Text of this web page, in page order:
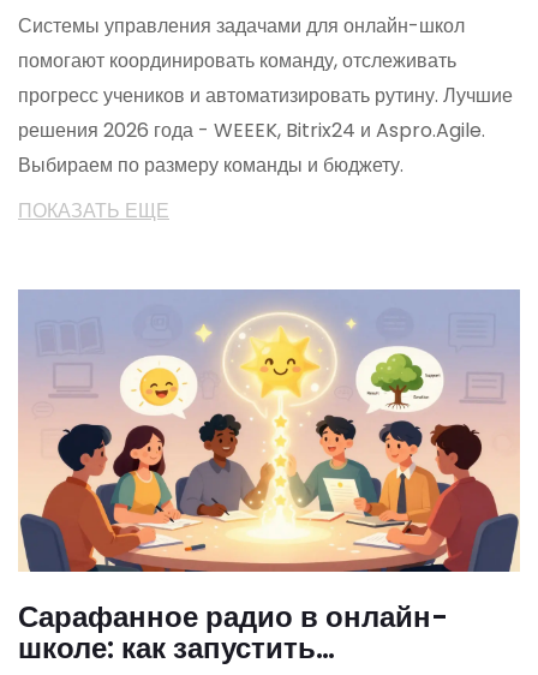
Системы управления задачами для онлайн-школ
помогают координировать команду, отслеживать
прогресс учеников и автоматизировать рутину. Лучшие
решения 2026 года - WEEEK, Bitrix24 и Aspro.Agile.
Выбираем по размеру команды и бюджету.
ПОКАЗАТЬ ЕЩЕ
Сарафанное радио в онлайн-
школе: как запустить